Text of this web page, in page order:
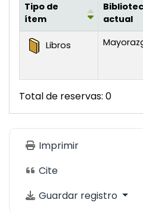
Existencias
Tipo de
ítem
actual
Libros
Total de reservas: 0
Imprimir
Cite
Guardar registro